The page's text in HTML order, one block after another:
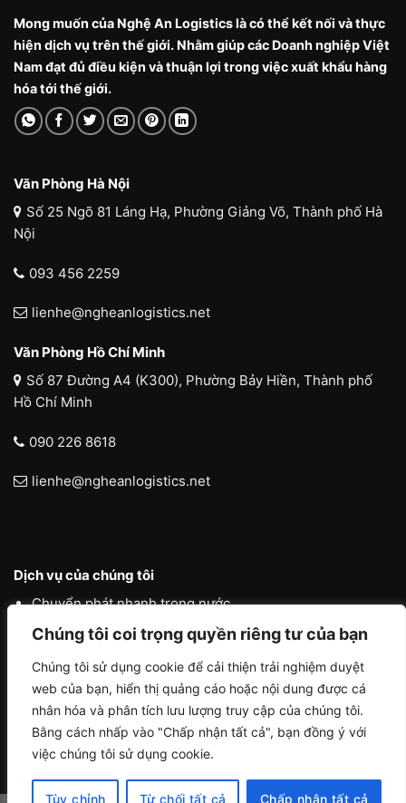
Chúng tôi coi trọng quyền riêng tư của bạn
Chúng tôi sử dụng cookie để cải thiện trải nghiệm duyệt
web của bạn, hiển thị quảng cáo hoặc nội dung được cá
nhân hóa và phân tích lưu lượng truy cập của chúng tôi.
Bằng cách nhấp vào "Chấp nhận tất cả", bạn đồng ý với
việc chúng tôi sử dụng cookie.
Tùy chỉnh Từ chối tất cả Chấp nhận tất cả
Mong muốn của Nghệ An Logistics là có thể kết nối và thực
hiện dịch vụ trên thế giới. Nhằm giúp các Doanh nghiệp Việt
Nam đạt đủ điều kiện và thuận lợi trong việc xuất khẩu hàng
hóa tới thế giới.
Văn Phòng Hà Nội
Số 25 Ngõ 81 Láng Hạ, Phường Giảng Võ, Thành phố Hà
Nội
093 456 2259
lienhe@ngheanlogistics.net
Văn Phòng Hồ Chí Minh
Số 87 Đường A4 (K300), Phường Bảy Hiền, Thành phố
Hồ Chí Minh
090 226 8618
lienhe@ngheanlogistics.net
Dịch vụ của chúng tôi
Chuyển phát nhanh trong nước
Chuyển phát nhanh quốc tế
Liên vận quốc tế
Logistics vận tải nội địa